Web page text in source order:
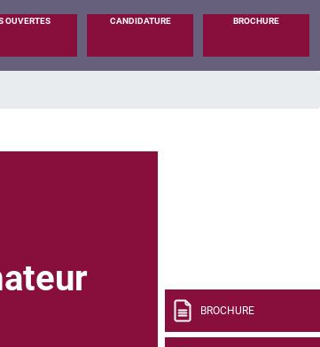
OUVERTES CANDIDATURE BROCHURE
BROCHURE